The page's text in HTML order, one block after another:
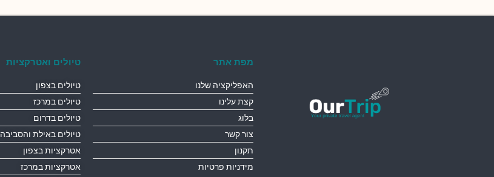
מפת אתר
האפליקציה שלנו
קצת עלינו
בלוג
צור קשר
תקנון
מידניות פרטיות
טיולים ואטרקציות
טיולים בצפון
טיולים במרכז
טיולים בדרום
טיולים באילת והסביבה
אטרקציות בצפון
אטרקציות במרכז